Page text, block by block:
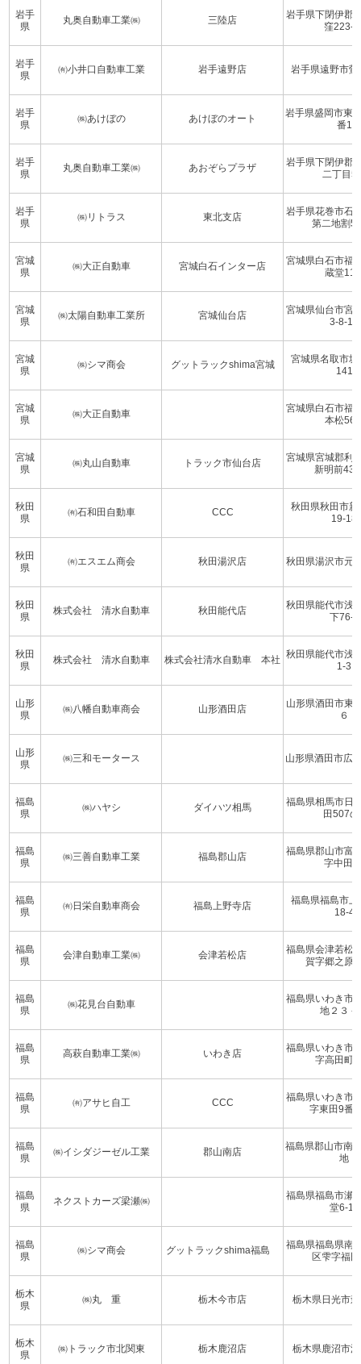
岩手
県
丸奥自動車工業㈱ 三陸店
岩手県下閉伊郡
窪223-
岩手
県
㈲小井口自動車工業 岩手遠野店 岩手県遠野市
岩手
県
㈱あけぼの あけぼのオート
岩手県盛岡市東
番1
岩手
県
丸奥自動車工業㈱ あおぞらプラザ
岩手県下閉伊郡
二丁目
岩手
県
㈱リトラス 東北支店
岩手県花巻市石
第二地割
宮城
県
㈱大正自動車 宮城白石インター店
宮城県白石市福
蔵堂11-
宮城
県
㈱太陽自動車工業所 宮城仙台店
宮城県仙台市宮
3-8-15
宮城
県
㈱シマ商会 グットラックshima宮城
宮城県名取市
141
宮城
県
㈱大正自動車
宮城県白石市福
本松56-
宮城
県
㈱丸山自動車 トラック市仙台店
宮城県宮城郡利
新明前43
秋田
県
㈲石和田自動車 CCC
秋田県秋田市
19-18
秋田
県
㈲エスエム商会 秋田湯沢店 秋田県湯沢市元
秋田
県
株式会社 清水自動車 秋田能代店
秋田県能代市浅
下76-2
秋田
県
株式会社 清水自動車 株式会社清水自動車 本社 秋田県能代市浅
1-3
山形
県
㈱八幡自動車商会 山形酒田店
山形県酒田市東
６
山形
県
㈱三和モータース 山形県酒田市広
福島
県
㈱ハヤシ ダイハツ相馬
福島県相馬市日
田507
福島
県
㈱三善自動車工業 福島郡山店
福島県郡山市富
字中田
福島
県
㈲日栄自動車商会 福島上野寺店
福島県福島市
18-4
福島
県
会津自動車工業㈱ 会津若松店
福島県会津若松
賀字郷之原
福島
県
㈱花見台自動車
福島県いわき市
地２３－
福島
県
高萩自動車工業㈱ いわき店
福島県いわき市
字高田町
福島
県
㈲アサヒ自工 CCC
福島県いわき市
字東田9番
福島
県
㈱イシダジーゼル工業 郡山南店
福島県郡山市南
地
福島
県
ネクストカーズ梁瀬㈱
福島県福島市瀬
堂6-11
福島
県
㈱シマ商会 グットラックshima福島
福島県福島県南
区雫字福
栃木
県
㈱丸 重 栃木今市店 栃木県日光市
栃木
県
㈱トラック市北関東 栃木鹿沼店 栃木県鹿沼市